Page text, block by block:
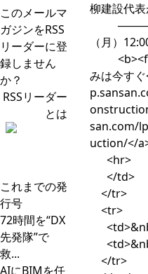
このメールマ
ガジンをRSS
リーダーに登
録しません
か？
RSSリーダー
とは
これまでの発
行号
72時間を“DX
先発隊”で
救...
AIにBIMを任
柳建設代
──────
（月）
みは今す
san.com/
uction/</
<hr>
</td>
</tr>
<tr>
</tr>